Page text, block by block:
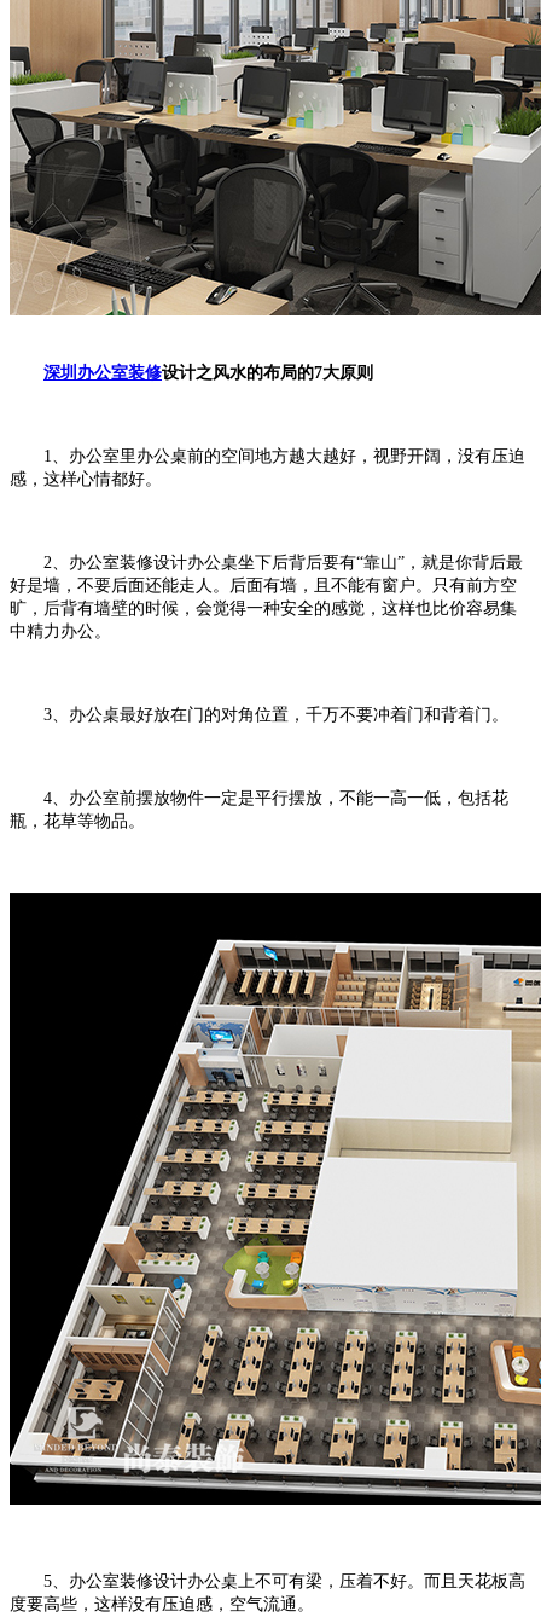
深圳办公室装修设计之风水的布局的7大原则
1、办公室里办公桌前的空间地方越大越好，视野开阔，没有压迫
感，这样心情都好。
2、办公室装修设计办公桌坐下后背后要有“靠山”，就是你背后最
好是墙，不要后面还能走人。后面有墙，且不能有窗户。只有前方空
旷，后背有墙壁的时候，会觉得一种安全的感觉，这样也比价容易集
中精力办公。
3、办公桌最好放在门的对角位置，千万不要冲着门和背着门。
4、办公室前摆放物件一定是平行摆放，不能一高一低，包括花
瓶，花草等物品。
5、办公室装修设计办公桌上不可有梁，压着不好。而且天花板高
度要高些，这样没有压迫感，空气流通。